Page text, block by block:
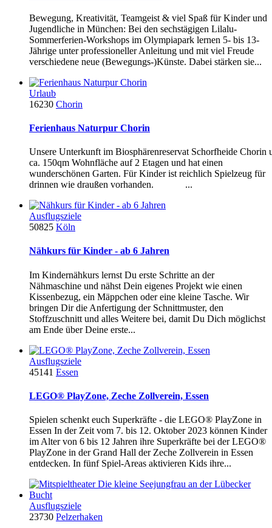
Bewegung, Kreativität, Teamgeist & viel Spaß für Kinder und
Jugendliche in München: Bei den sechstägigen Lilalu-
Sommerferien-Workshops im Olympiapark lernen 5- bis 13-
Jährige unter professioneller Anleitung und mit viel Freude
verschiedene neue (Bewegungs-)Künste. Dabei stärken sie...
Urlaub
16230 Chorin
Ferienhaus Naturpur Chorin
Unsere Unterkunft im Biosphärenreservat Schorfheide Chorin
ca. 150qm Wohnfläche auf 2 Etagen und hat einen
wunderschönen Garten. Für Kinder ist reichlich Spielzeug für
drinnen wie draußen vorhanden. ...
Ausflugsziele
50825 Köln
Nähkurs für Kinder - ab 6 Jahren
Im Kindernähkurs lernst Du erste Schritte an der
Nähmaschine und nähst Dein eigenes Projekt wie einen
Kissenbezug, ein Mäppchen oder eine kleine Tasche. Wir
bringen Dir die Anfertigung der Schnittmuster, den
Stoffzuschnitt und alles Weitere bei, damit Du Dich möglichst
am Ende über Deine erste...
Ausflugsziele
45141 Essen
LEGO® PlayZone, Zeche Zollverein, Essen
Spielen schenkt euch Superkräfte - die LEGO® PlayZone in
Essen In der Zeit vom 7. bis 12. Oktober 2023 können Kinder
im Alter von 6 bis 12 Jahren ihre Superkräfte bei der LEGO®
PlayZone in der Grand Hall der Zeche Zollverein in Essen
entdecken. In fünf Spiel-Areas aktivieren Kids ihre...
Ausflugsziele
23730 Pelzerhaken